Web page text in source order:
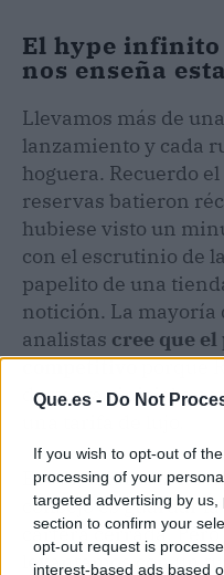
Que.es - Do Not
If you wish to opt-out of
processing of your
targeted advertising by
section to confirm your
opt-out request is
interest-based ads based
El hype infinito
nos enseña
Llevamos más de
lanzamiento y cada
hoguera. Recuerdo
reservas batieron
hubiese visto un
con el escrutinio de
papelito de una
notición. La mayoría
analistas cree que
competitivoporque
de ventas inicial a
Eso sí, mientras no
consejo es guardar
cartera cerrada.
levantamos con un